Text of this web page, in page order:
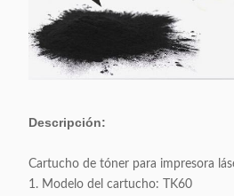
Descripción:
Cartucho de tóner para impresora
1. Modelo del cartucho: TK60